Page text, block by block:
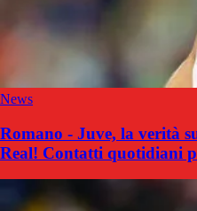
News
Romano - Juve, la verità
Real! Contatti quotidiani